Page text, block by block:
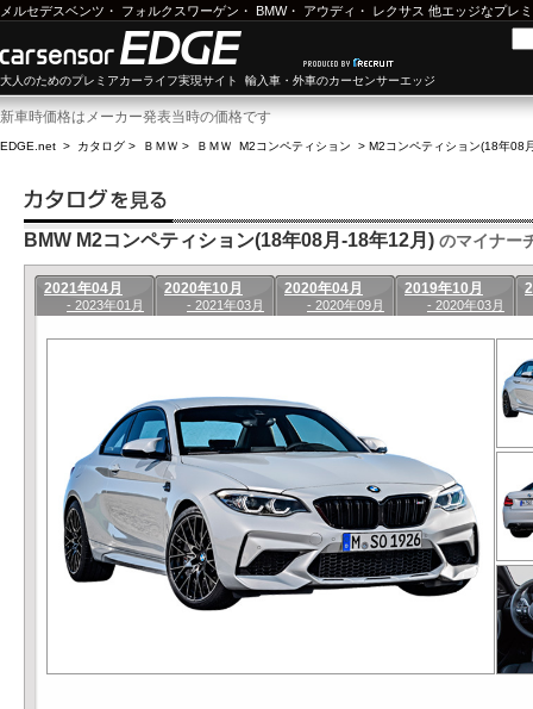
メルセデスベンツ ・ フォルクスワーゲン ・ BMW・ アウディ ・ レクサス 他エッジなプレ
大人のためのプレミアカーライフ実現サイト 輸入車・外車のカーセンサーエッジ
新車時価格はメーカー発表当時の価格です
EDGE.net > カタログ > ＢＭＷ > ＢＭＷ M2コンペティション > M2コンペティション(18年08
BMW M2コンペティション(18年08月-18年12月) のマイナー
2021年04月
- 2023年01月
2020年10月
- 2021年03月
2020年04月
- 2020年09月
2019年10月
- 2020年03月